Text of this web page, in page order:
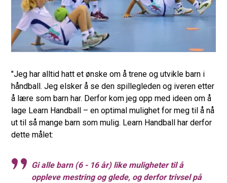
"Jeg har alltid hatt et ønske om å trene og utvikle barn i
håndball. Jeg elsker å se den spillegleden og iveren etter
å lære som barn har. Derfor kom jeg opp med ideen om å
lage Learn Handball – en optimal mulighet for meg til å nå
ut til så mange barn som mulig. Learn Handball har derfor
dette målet:
Gi alle barn (6 - 16 år) like muligheter til å
oppleve mestring og glede, og derfor trivsel på